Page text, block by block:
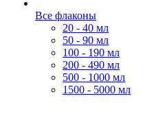
Все флаконы
20 - 40 мл
50 - 90 мл
100 - 190 мл
200 - 490 мл
500 - 1000 мл
1500 - 5000 мл